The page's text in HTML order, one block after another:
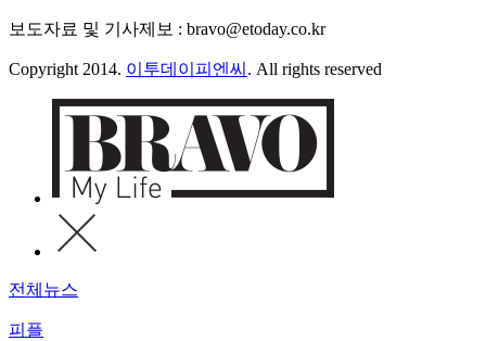
보도자료 및 기사제보 : bravo@etoday.co.kr
Copyright 2014. 이투데이피엔씨 . All rights reserved
전체뉴스
피플